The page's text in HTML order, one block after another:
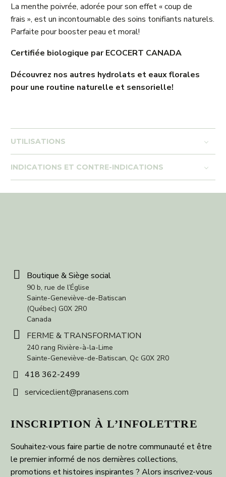
La menthe poivrée, adorée pour son effet « coup de
frais », est un incontournable des soins tonifiants naturels.
Parfaite pour booster peau et moral!
Certifiée biologique par ECOCERT CANADA
Découvrez nos autres hydrolats et eaux florales
pour une routine naturelle et sensorielle!
UTILISATIONS
INDICATIONS ET CONTRE-INDICATIONS

 Boutique & Siège social
90 b, rue de l’Église
Sainte-Geneviève-de-Batiscan
(Québec) G0X 2R0
Canada

 FERME & TRANSFORMATION
240 rang Rivière-à-la-Lime
Sainte-Geneviève-de-Batiscan, Qc G0X 2R0


418 362-2499

 serviceclient@pranasens.com
INSCRIPTION À L’INFOLETTRE
Souhaitez-vous faire partie de notre communauté et être
le premier informé de nos dernières collections,
promotions et histoires inspirantes ? Alors inscrivez-vous